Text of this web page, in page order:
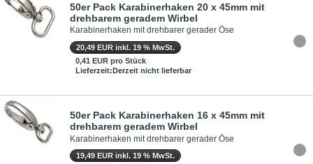
50er Pack Karabinerhaken 20 x 45mm mit
drehbarem geradem Wirbel
Karabinerhaken mit drehbarer gerader Öse
20,49 EUR inkl. 19 % MwSt.
0,41 EUR pro Stück
Lieferzeit:Derzeit nicht lieferbar
50er Pack Karabinerhaken 16 x 45mm mit
drehbarem geradem Wirbel
Karabinerhaken mit drehbarer gerader Öse
19,49 EUR inkl. 19 % MwSt.